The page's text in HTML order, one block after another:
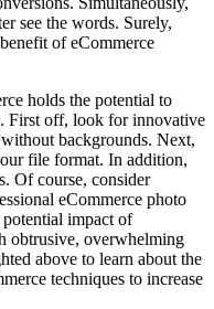
see the words. Surely,
of eCommerce
holds the potential to
First off, look for innovative
backgrounds. Next,
file format. In addition,
Of course, consider
eCommerce photo
impact of
obtrusive, overwhelming
above to learn about the
techniques to increase